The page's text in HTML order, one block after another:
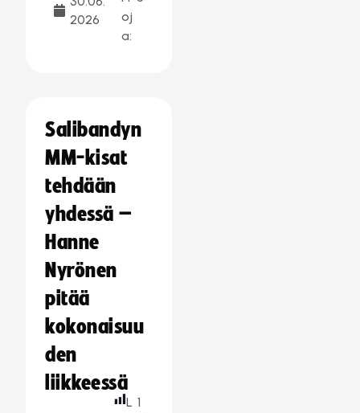
2026
oj
a:
Salibandyn
MM-kisat
tehdään
yhdessä –
Hanne
Nyrönen
pitää
kokonaisuu
den
liikkeessä
L 1